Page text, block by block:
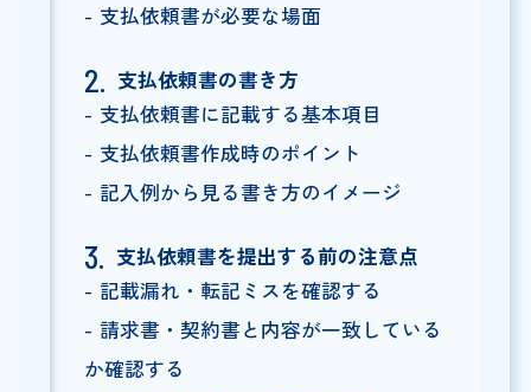
支払依頼書が必要な場面
支払依頼書の書き方
支払依頼書に記載する基本項目
支払依頼書作成時のポイント
記入例から見る書き方のイメージ
支払依頼書を提出する前の注意点
記載漏れ・転記ミスを確認する
請求書・契約書と内容が一致している
か確認する